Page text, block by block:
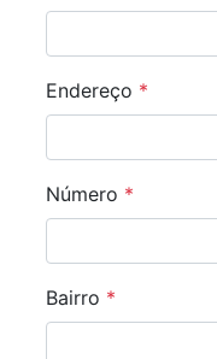
Endereço *
Número *
Bairro *